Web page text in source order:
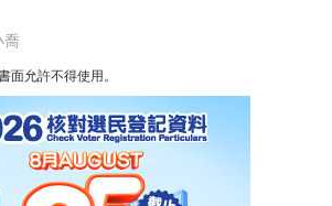
喬
面允許不得使用。